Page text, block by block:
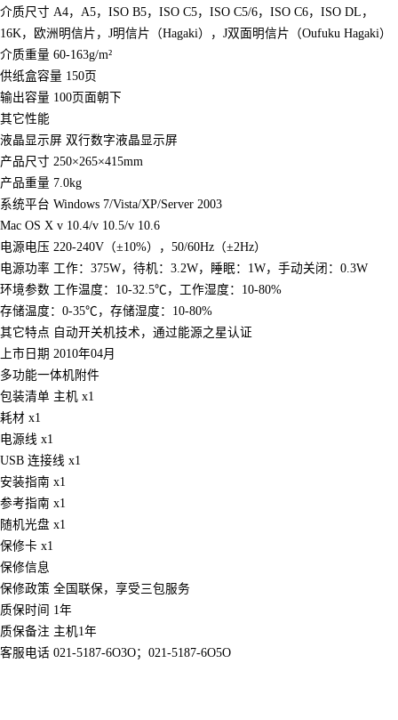
介质尺寸 A4，A5，ISO B5，ISO C5，ISO C5/6，ISO C6，ISO DL，
16K，欧洲明信片，J明信片（Hagaki），J双面明信片（Oufuku Hagaki）
介质重量 60-163g/m²
供纸盒容量 150页
输出容量 100页面朝下
其它性能
液晶显示屏 双行数字液晶显示屏
产品尺寸 250×265×415mm
产品重量 7.0kg
系统平台 Windows 7/Vista/XP/Server 2003
Mac OS X v 10.4/v 10.5/v 10.6
电源电压 220-240V（±10%），50/60Hz（±2Hz）
电源功率 工作：375W，待机：3.2W，睡眠：1W，手动关闭：0.3W
环境参数 工作温度：10-32.5℃，工作湿度：10-80%
存储温度：0-35℃，存储湿度：10-80%
其它特点 自动开关机技术，通过能源之星认证
上市日期 2010年04月
多功能一体机附件
包装清单 主机 x1
耗材 x1
电源线 x1
USB 连接线 x1
安装指南 x1
参考指南 x1
随机光盘 x1
保修卡 x1
保修信息
保修政策 全国联保，享受三包服务
质保时间 1年
质保备注 主机1年
客服电话 021-5187-6O3O；021-5187-6O5O